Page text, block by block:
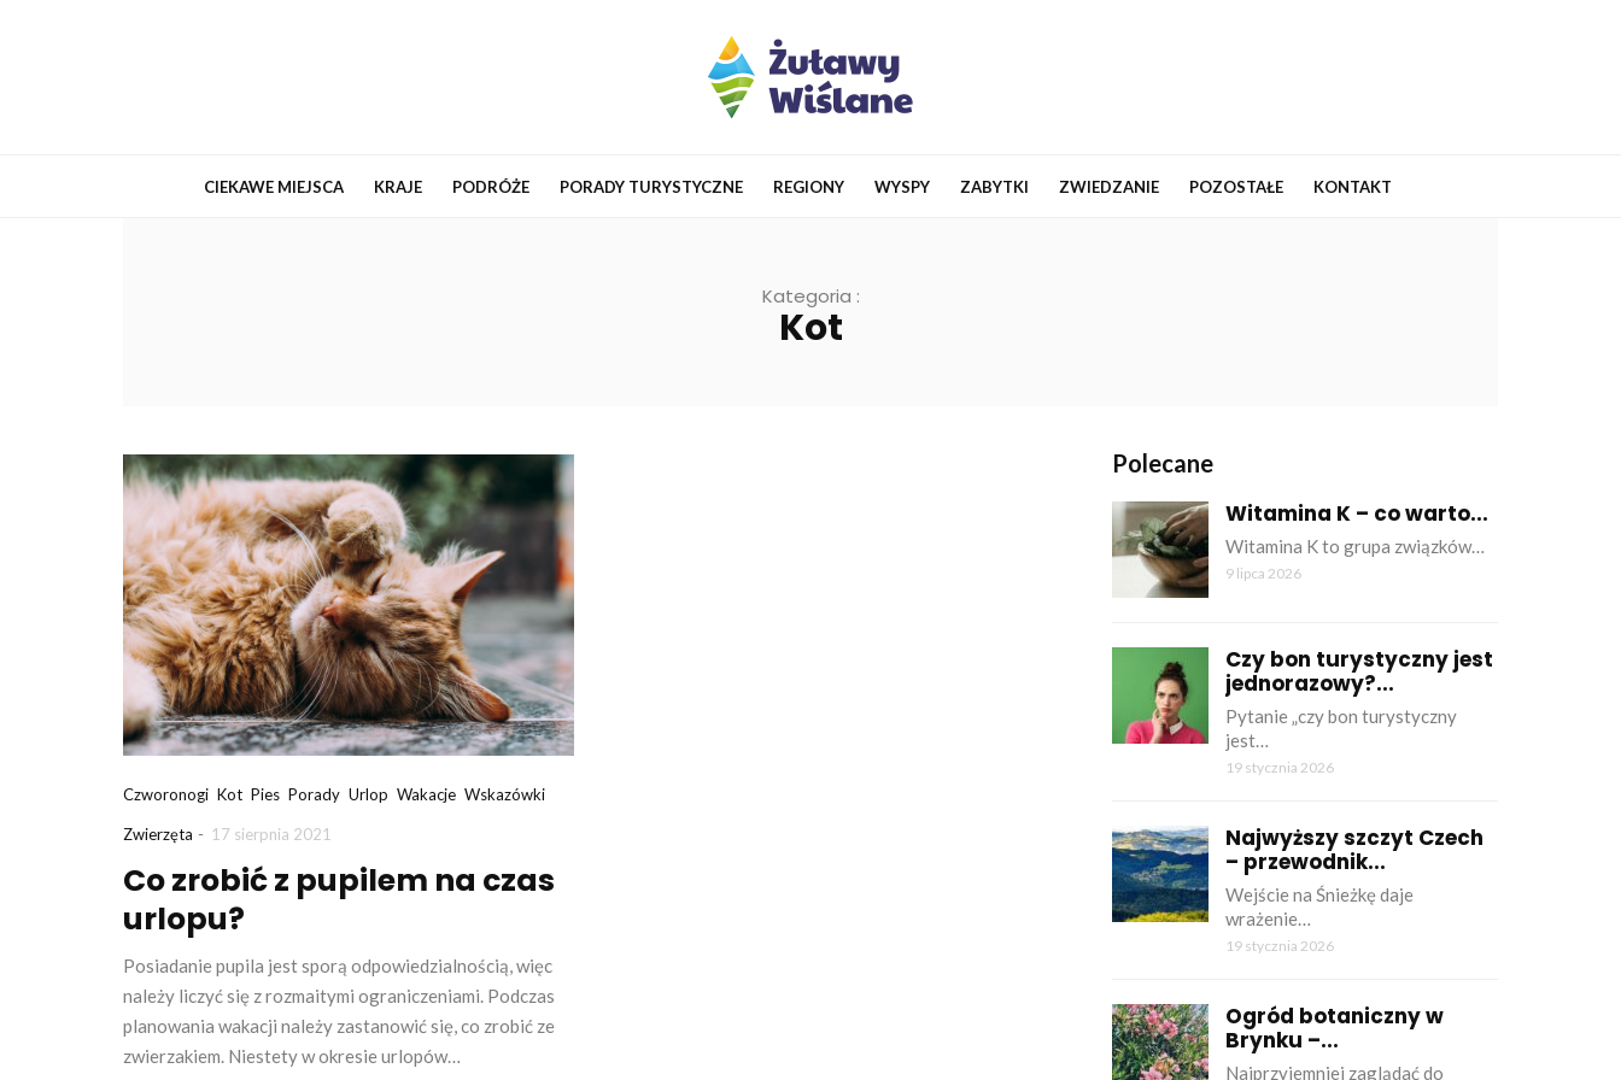
CIEKAWE MIEJSCA KRAJE PODRÓŻE PORADY TURYSTYCZNE REGIONY WYSPY ZABYTKI ZWIEDZANIE POZOSTAŁE KONTAKT
Kategoria :
Kot
Czworonogi Kot Pies Porady Urlop Wakacje Wskazówki
Zwierzęta - 17 sierpnia 2021
Co zrobić z pupilem na czas
urlopu?
Posiadanie pupila jest sporą odpowiedzialnością, więc
należy liczyć się z rozmaitymi ograniczeniami. Podczas
planowania wakacji należy zastanowić się, co zrobić ze
zwierzakiem. Niestety w okresie urlopów…
Polecane
Witamina K – co warto...
Witamina K to grupa związków…
9 lipca 2026
Czy bon turystyczny jest
jednorazowy?...
Pytanie „czy bon turystyczny
jest…
19 stycznia 2026
Najwyższy szczyt Czech
– przewodnik...
Wejście na Śnieżkę daje
wrażenie…
19 stycznia 2026
Ogród botaniczny w
Brynku –...
Najprzyjemniej zaglądać do